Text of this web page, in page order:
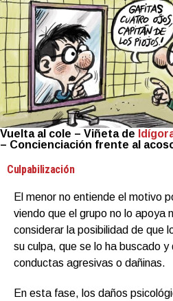
Vuelta al cole – Viñeta de
– Concienciación frente al
Culpabilización
El menor no entiende el motivo
viendo que el grupo no lo apoya
considerar la posibilidad de que
su culpa, que se lo ha buscado
conductas agresivas o dañinas.
En esta fase, los daños